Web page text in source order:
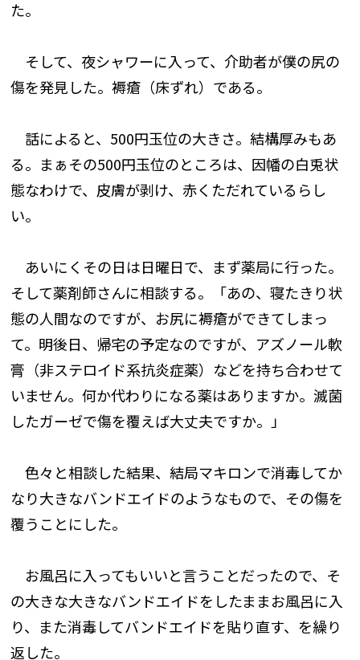
た。
そして、夜シャワーに入って、介助者が僕の尻の
傷を発見した。褥瘡（床ずれ）である。
話によると、500円玉位の大きさ。結構厚みもあ
る。まぁその500円玉位のところは、因幡の白兎状
態なわけで、皮膚が剥け、赤くただれているらし
い。
あいにくその日は日曜日で、まず薬局に行った。
そして薬剤師さんに相談する。「あの、寝たきり状
態の人間なのですが、お尻に褥瘡ができてしまっ
て。明後日、帰宅の予定なのですが、アズノール軟
膏（非ステロイド系抗炎症薬）などを持ち合わせて
いません。何か代わりになる薬はありますか。滅菌
したガーゼで傷を覆えば大丈夫ですか。」
色々と相談した結果、結局マキロンで消毒してか
なり大きなバンドエイドのようなもので、その傷を
覆うことにした。
お風呂に入ってもいいと言うことだったので、そ
の大きな大きなバンドエイドをしたままお風呂に入
り、また消毒してバンドエイドを貼り直す、を繰り
返した。